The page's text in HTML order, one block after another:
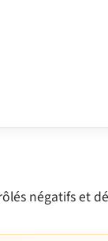
négatifs et